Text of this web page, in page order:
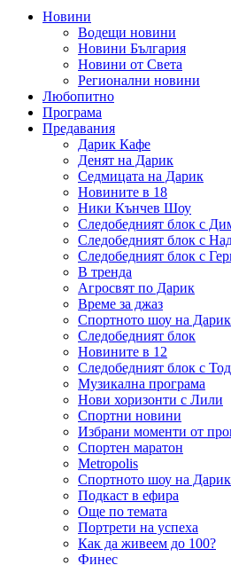
Новини
Водещи новини
Новини България
Новини от Света
Регионални новини
Любопитно
Програма
Предавания
Дарик Кафе
Денят на Дарик
Седмицата на Дарик
Новините в 18
Ники Кънчев Шоу
Следобедният блок с
Следобедният блок с
Следобедният блок с
В тренда
Агросвят по Дарик
Време за джаз
Спортното шоу на Дарик
Следобедният блок
Новините в 12
Следобедният блок с
Музикална програма
Нови хоризонти с Лили
Спортни новини
Избрани моменти от
Спортен маратон
Metropolis
Спортното шоу на
Подкаст в ефира
Още по темата
Портрети на успеха
Как да живеем до 100?
Финес